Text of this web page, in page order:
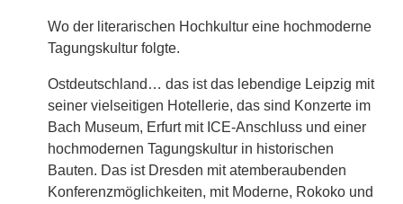
Wo der literarischen Hochkultur eine hochmoderne
Tagungskultur folgte.
Ostdeutschland… das ist das lebendige Leipzig mit
seiner vielseitigen Hotellerie, das sind Konzerte im
Bach Museum, Erfurt mit ICE-Anschluss und einer
hochmodernen Tagungskultur in historischen
Bauten. Das ist Dresden mit atemberaubenden
Konferenzmöglichkeiten, mit Moderne, Rokoko und